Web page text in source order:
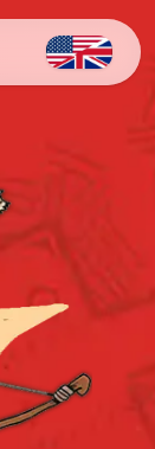
Language EN